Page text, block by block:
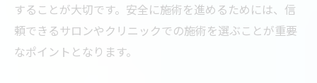
することが大切です。安全に施術を進めるためには、信
頼できるサロンやクリニックでの施術を選ぶことが重要
なポイントとなります。